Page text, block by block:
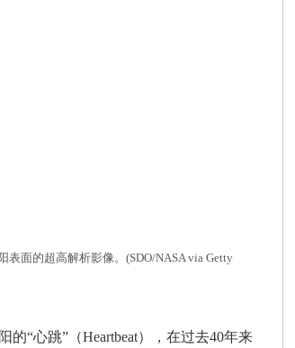
表面的超高解析影像。(SDO/NASA via Getty
“心跳”（Heartbeat），在过去40年来